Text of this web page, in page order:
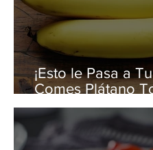
¡Esto le Pasa a
Comes Plátano
Días!